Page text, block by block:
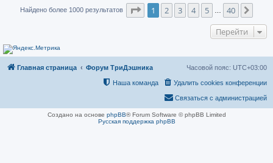
н
о
и
Найдено более 1000 результатов Страница1 из
1 2 3 4 5 40
Перейти
Главная страница Форум ТриДэшника Часовой пояс: UTC+03:00
Удалить cookies конференции
Наша команда
Связаться с администрацией
Создано на основе phpBB® Forum Software © phpBB Limited
Русская поддержка phpBB